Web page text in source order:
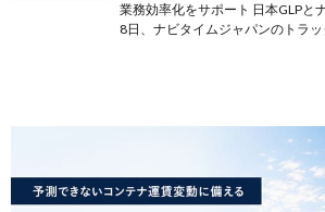
業務効率化をサポート 日本GLPと
8日、ナビタイムジャパンのトラ